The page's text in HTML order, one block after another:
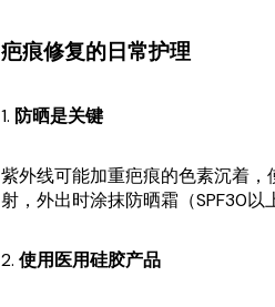
疤痕修复的日常护理
1. 防晒是关键
紫外线可能加重疤痕的色素沉着
射，外出时涂抹防晒霜（SPF30以
2. 使用医用硅胶产品